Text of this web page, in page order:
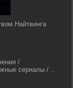
Найтвинга
/
сериалы / ..